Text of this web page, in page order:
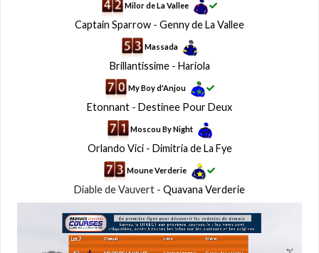
Milor de La Vallee
Captain Sparrow - Genny de La Vallee
Massada
Brillantissime- Hariola
My Boy d'Anjou
Etonnant - Destinee Pour Deux
Moscou By Night
Orlando Vici- Dimitria de La Fye
Moune Verderie
Diable de Vauvert - Quavana Verderie